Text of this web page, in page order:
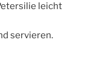
leicht
servieren.